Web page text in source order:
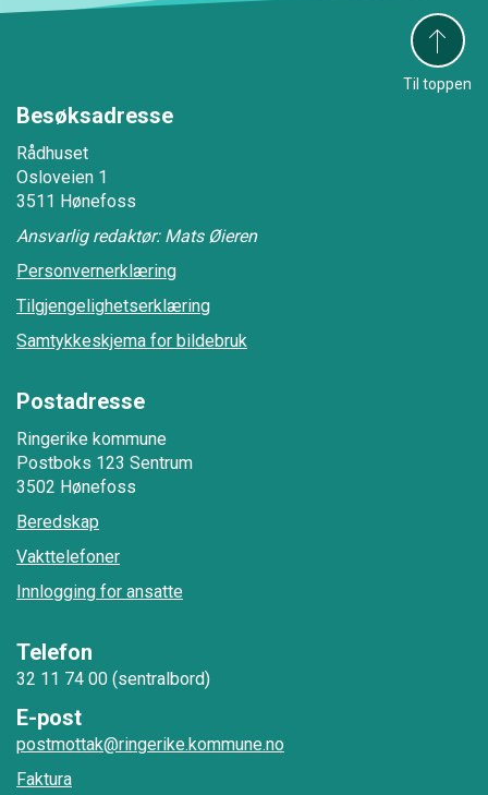
Til toppen
Besøksadresse
Rådhuset
Osloveien 1
3511 Hønefoss
Ansvarlig redaktør: Mats Øieren
Personvernerklæring
Tilgjengelighetserklæring
Samtykkeskjema for bildebruk
Postadresse
Ringerike kommune
Postboks 123 Sentrum
3502 Hønefoss
Beredskap
Vakttelefoner
Innlogging for ansatte
Telefon
32 11 74 00 (sentralbord)
E-post
postmottak@ringerike.kommune.no
Faktura